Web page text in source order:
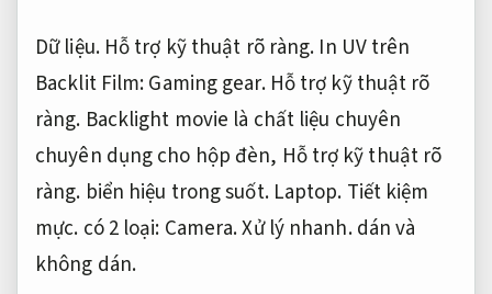
Dữ liệu. Hỗ trợ kỹ thuật rõ ràng. In UV trên
Backlit Film:Gaming gear. Hỗ trợ kỹ thuật rõ
ràng. Backlight movie là chất liệu chuyên
chuyên dụng cho hộp đèn, Hỗ trợ kỹ thuật rõ
ràng. biển hiệu trong suốt. Laptop. Tiết kiệm
mực. có 2 loại: Camera.Xử lý nhanh.dán và
không dán.